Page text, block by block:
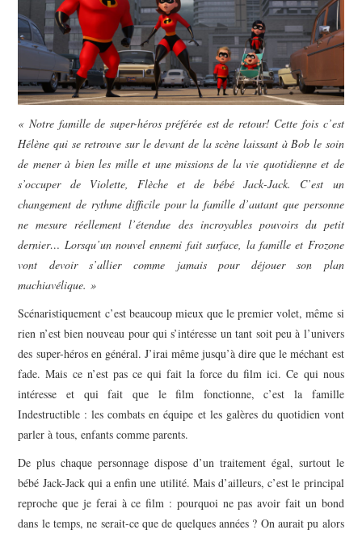
« Notre famille de super-héros préférée est de retour! Cette fois c’est
Hélène qui se retrouve sur le devant de la scène laissant à Bob le soin
de mener à bien les mille et une missions de la vie quotidienne et de
s’occuper de Violette, Flèche et de bébé Jack-Jack. C’est un
changement de rythme difficile pour la famille d’autant que personne
ne mesure réellement l’étendue des incroyables pouvoirs du petit
dernier… Lorsqu’un nouvel ennemi fait surface, la famille et Frozone
vont devoir s’allier comme jamais pour déjouer son plan
machiavélique. »
Scénaristiquement c’est beaucoup mieux que le premier volet, même si
rien n’est bien nouveau pour qui s’intéresse un tant soit peu à l’univers
des super-héros en général. J’irai même jusqu’à dire que le méchant est
fade. Mais ce n’est pas ce qui fait la force du film ici. Ce qui nous
intéresse et qui fait que le film fonctionne, c’est la famille
Indestructible : les combats en équipe et les galères du quotidien vont
parler à tous, enfants comme parents.
De plus chaque personnage dispose d’un traitement égal, surtout le
bébé Jack-Jack qui a enfin une utilité. Mais d’ailleurs, c’est le principal
reproche que je ferai à ce film : pourquoi ne pas avoir fait un bond
dans le temps, ne serait-ce que de quelques années ? On aurait pu alors